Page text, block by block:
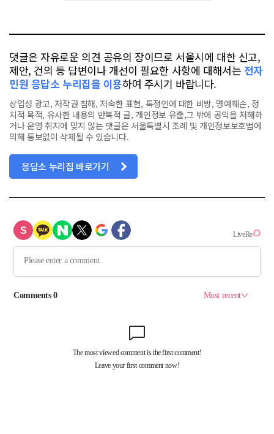
댓글은 자유로운 의견 공유의 장이므로 서울시에 대한 신고,
제안, 건의 등 답변이나 개선이 필요한 사항에 대해서는 전자
민원 응답소 누리집을 이용하여 주시기 바랍니다.
상업성 광고, 저작권 침해, 저속한 표현, 특정인에 대한 비방, 명예훼손, 정
치적 목적, 유사한 내용의 반복적 글, 개인정보 유출,그 밖에 공익을 저해하
거나 운영 취지에 맞지 않는 댓글은 서울특별시 조례 및 개인정보보호법에
의해 통보없이 삭제될 수 있습니다.
응답소 누리집 바로가기